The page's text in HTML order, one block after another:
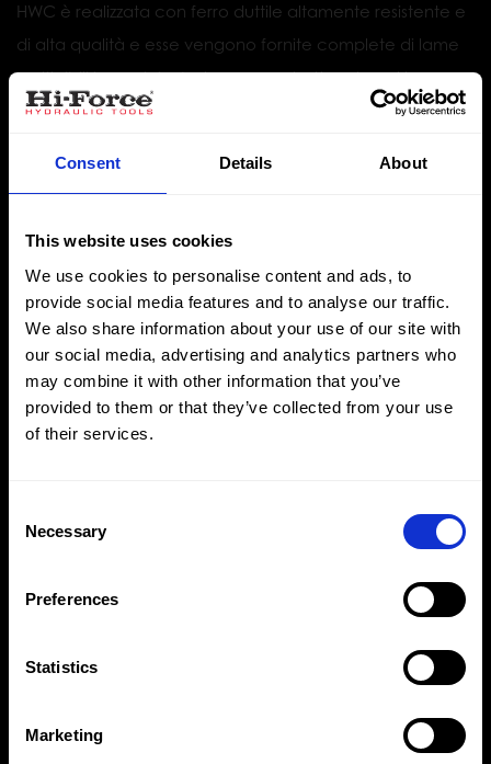
Consent Details About
This website uses cookies
We use cookies to personalise content and ads, to
provide social media features and to analyse our traffic.
We also share information about your use of our site with
our social media, advertising and analytics partners who
may combine it with other information that you’ve
provided to them or that they’ve collected from your use
of their services.
Selection
Necessary
Preferences
Statistics
Marketing
HWC è realizzata con ferro duttile altamente resistente e
di alta qualità e esse vengono fornite complete di lame
sostituibili in acciaio. Le lame sono trattenute nel loro
alloggiamento al momento dell’impatto assicurandovi la
Altamente efficienti ed economici
Capacità di taglio fino a 38 mm di diametro
Portatili e leggeri
Download